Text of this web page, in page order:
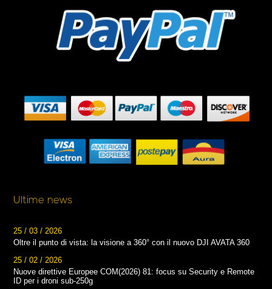
Ultime news
25 / 03 / 2026
Oltre il punto di vista: la visione a 360° con il nuovo DJI AVATA 360
25 / 02 / 2026
Nuove direttive Europee COM(2026) 81: focus su Security e Remote
ID per i droni sub-250g